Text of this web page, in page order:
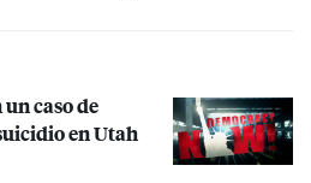
caso de
en Utah